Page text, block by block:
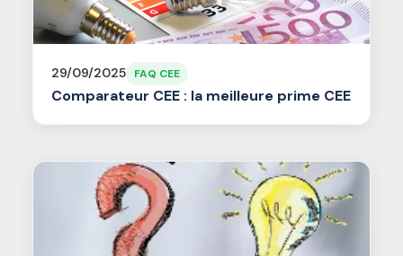
29/09/2025 FAQ CEE
Comparateur CEE : la meilleure prime CEE